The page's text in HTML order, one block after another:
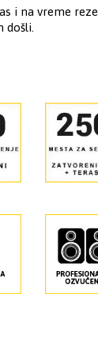
i na vreme
došli.